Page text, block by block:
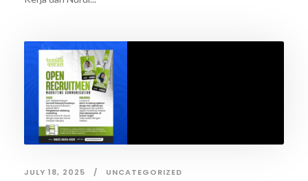
JULY 18, 2025 UNCATEGORIZED